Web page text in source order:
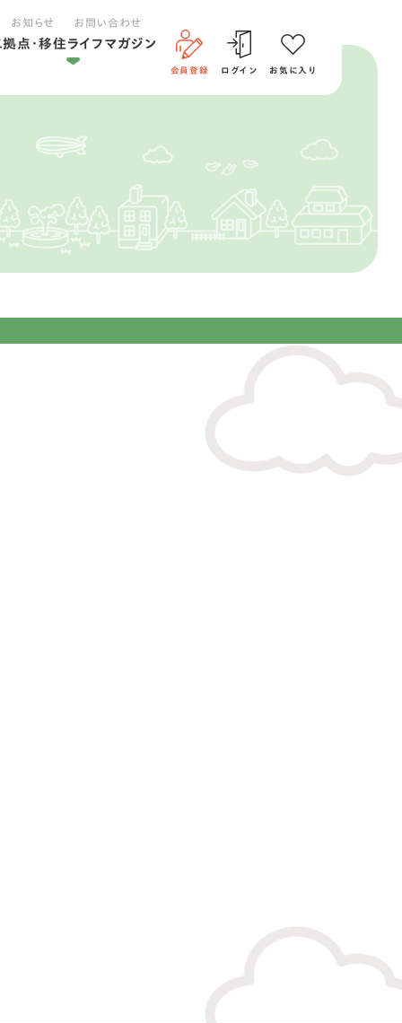
お知らせ お問い合わせ
点・移住ライフマガジン
二拠点ライフ
移住ライフ
会員登録 ログイン お気に入り